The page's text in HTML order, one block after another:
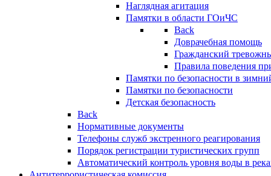
Наглядная агитация
Памятки в области ГОиЧС
Back
Доврачебная помощь
Гражданский
Правила поведения
Памятки по безопасности в
Памятки по безопасности
Детская безопасность
Back
Нормативные документы
Телефоны служб экстренного реагирования
Порядок регистрации туристических групп
Автоматический контроль уровня воды в